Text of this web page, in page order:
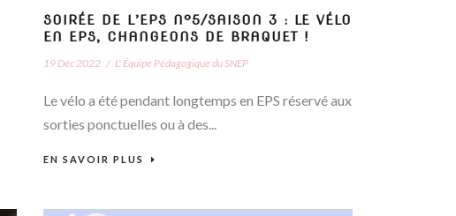
SOIRÉE DE L’EPS N°5/SAISON 3 : LE VÉLO
EN EPS, CHANGEONS DE BRAQUET !
19 Déc 2022 / L' Équipe Pédagogique du SNEP
Le vélo a été pendant longtemps en EPS réservé aux
sorties ponctuelles ou à des...
EN SAVOIR PLUS